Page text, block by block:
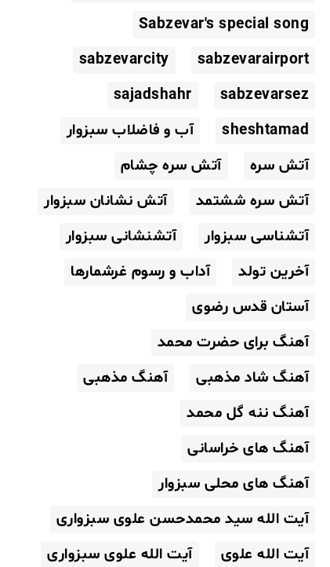
Sabzevar's special song
sabzevarairport
sabzevarcity
sabzevarsez
sajadshahr
sheshtamad
آب و فاضلاب سبزوار
آتش سره
آتش سره چشام
آتش سره ششتمد
آتش نشانان سبزوار
آتشناسی سبزوار
آتشنشانی سبزوار
آخرین تولد
آداب و رسوم غرشمارها
آستان قدس رضوی
آهنگ برای حضرت محمد
آهنگ شاد مذهبی
آهنگ مذهبی
آهنگ ننه گل محمد
آهنگ های خراسانی
آهنگ های محلی سبزوار
آیت الله سید محمدحسن علوی سبزواری
آیت الله علوی
آیت الله علوی سبزواری